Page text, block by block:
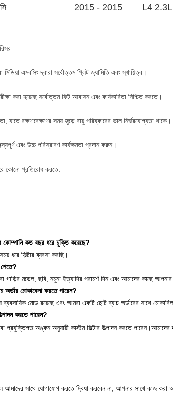
2015 - 2015 L4
এমবসিং দ্বারা সর্বোত্তম প্লিট জ্যামিতি এবং স্থায়িত্ব।
করা হয়েছে সর্বোত্তম ফিট আবাসন এবং কার্যকারিতা নিশ্চিত করতে।
যাতে রক্ষণাবেক্ষণের সময় জুড়ে বায়ু পরিষ্কারের ভাল নির্ভরযোগ্যতা থাকে।
এবং উচ্চ পরিস্রাবণ কার্যক্ষমতা প্রদান করুন।
কোনো প্রতিরোধ করতে.
কোম্পানি কত বছর ধরে চুক্তি করেছে?
ধরে ফিল্টার ব্যবসা করছি।
মডেল, ছবি, নমুনা ইত্যাদির পরামর্শ দিন এবং আমাদের কাছে আপনার
মোকাবেলা করতে পারেন?
মোড রয়েছে এবং আমরা একটি ছোট ব্যাচ অর্ডারের সাথে
করতে পারেন?
প্রযুক্তিগত অঙ্কন অনুযায়ী কাস্টম ফিল্টার উত্পাদন করতে পারেন।আমাদের
সাথে যোগাযোগ করতে দ্বিধা করবেন না, আপনার সাথে কাজ করা